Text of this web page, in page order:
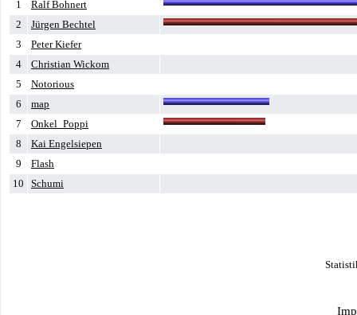
1
Ralf Bohnert
2
Jürgen Bechtel
3
Peter Kiefer
4
Christian Wickom
5
Notorious
6
map
7
Onkel_Poppi
8
Kai Engelsiepen
9
Flash
10
Schumi